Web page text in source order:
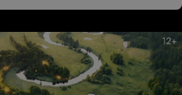
профессионализм за
наш ребенок продолжает
и ту базу знаний который
центре нельзя не
Елене
всей душой болеет за
что она лично делает!!!